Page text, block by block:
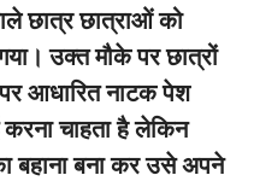
छात्र छात्राओं को
उक्त मौके पर छात्रों
पर आधारित नाटक पेश
चाहता है लेकिन
बहाना बना कर उसे अपने